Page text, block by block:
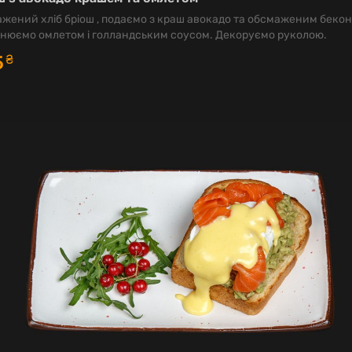
хліб бріош , подаємо з краш авокадо та обсмаженим
омлетом і голландським соусом. Декоруємо руколою.
₴